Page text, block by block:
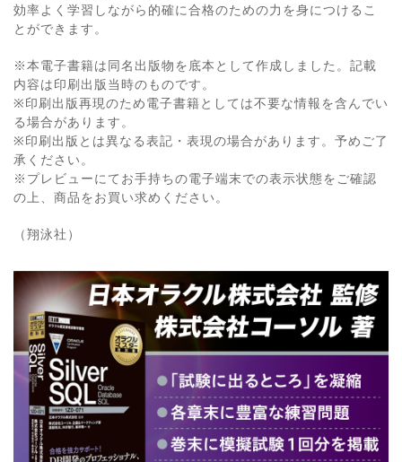
効率よく学習しながら的確に合格のための力を身につけるこ
とができます。
※本電子書籍は同名出版物を底本として作成しました。記載
内容は印刷出版当時のものです。
※印刷出版再現のため電子書籍としては不要な情報を含んでい
る場合があります。
※印刷出版とは異なる表記・表現の場合があります。予めご了
承ください。
※プレビューにてお手持ちの電子端末での表示状態をご確認
の上、商品をお買い求めください。
（翔泳社）